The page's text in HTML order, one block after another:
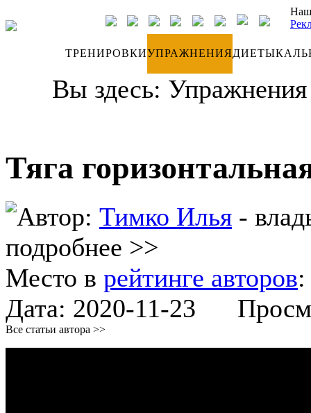
ТРЕНИРОВКИУПРАЖНЕНИЯДИЕТЫ
Вы здесь: Упражнения
Тяга
Автор: Тимко Илья -
подробнее >>
Место в рейтинге авторов
Дата: 2020-11-23
Все статьи автора >>